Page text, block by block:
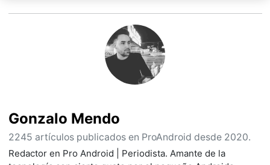
Gonzalo Mendo
2245 artículos publicados en ProAndroid desde 2020.
Redactor en Pro Android | Periodista. Amante de la